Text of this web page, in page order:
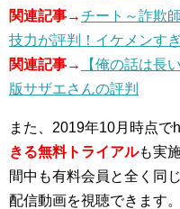
関連記事→チート～詐欺
技力が評判！イケメンす
関連記事→
【俺の話は長
版サザエさんの評判
また、2019年10月時点で
きる無料トライアルも実
間中も有料会員と全く同
配信動画を視聴できます